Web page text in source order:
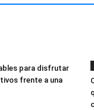
para disfrutar
frente a una